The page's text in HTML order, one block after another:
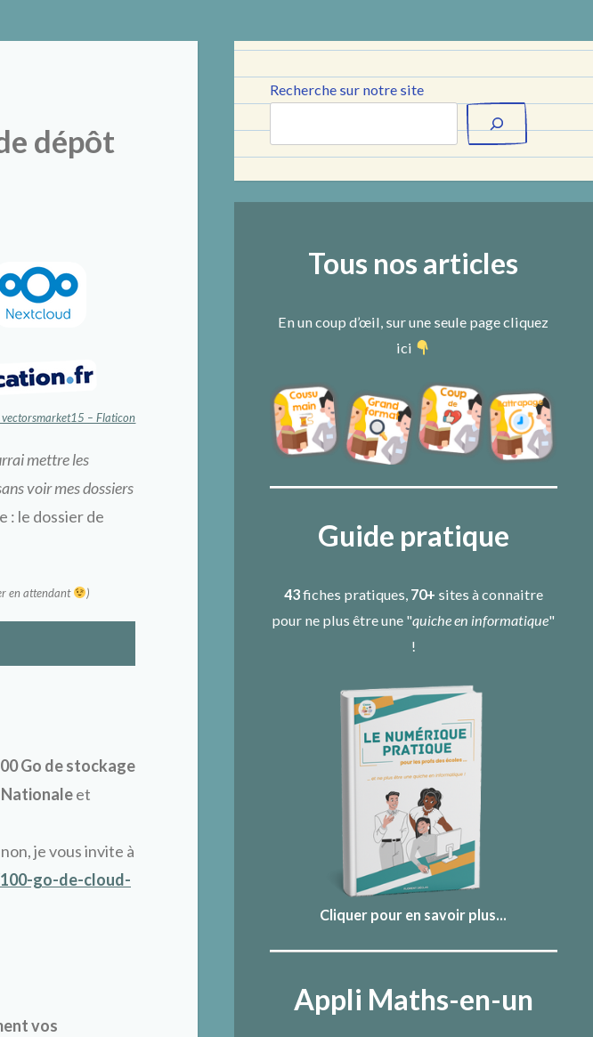
dépôt
– Flaticon
mettre les
voir mes dossiers
: le dossier de
en attendant )
Go de stockage
Nationaleet
je vous invite à
go-de-cloud-
vos
Recherche sur notre site
Tous nos articles
En un coup d’œil, sur une seule page cliquez
ici
Guide pratique
43fiches pratiques, 70+ sites à connaitre
pour ne plus être une "quiche en informatique"
!
Cliquer pour en savoir plus...
Appli Maths-en-un